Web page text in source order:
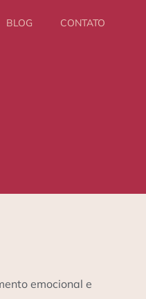
BLOG CONTATO
emocional e